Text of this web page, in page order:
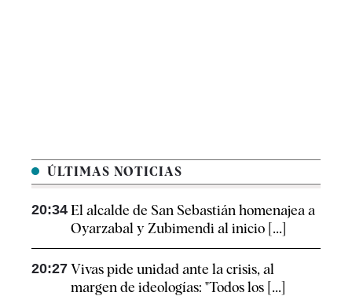
ÚLTIMAS NOTICIAS
20:34 El alcalde de San Sebastián homenajea a
Oyarzabal y Zubimendi al inicio [...]
20:27 Vivas pide unidad ante la crisis, al
margen de ideologías: "Todos los [...]